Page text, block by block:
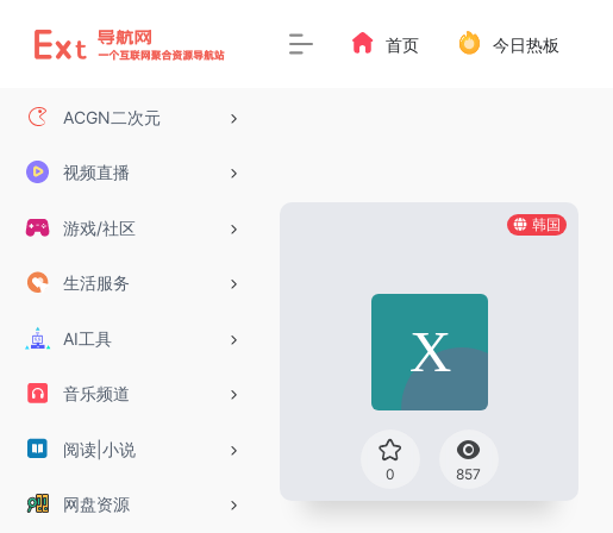
ACGN二次元
视频直播
游戏/社区
生活服务
AI工具
音乐频道
阅读|小说
网盘资源
首页 今日热板
韩国
0 857